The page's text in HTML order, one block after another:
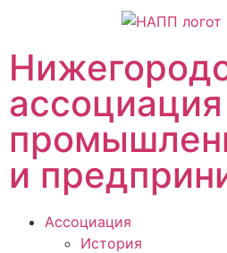
ассоциация
и
Ассоциация
История